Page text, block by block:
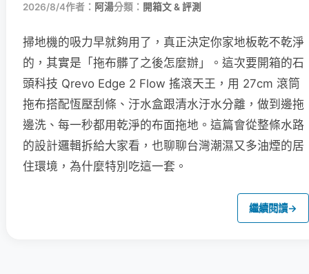
2026/8/4作者： 阿湯分類： 開箱文 & 評測
掃地機的吸力早就夠用了，真正決定你家地板乾不乾淨
的，其實是「拖布髒了之後怎麼辦」。這次要開箱的石
頭科技 Qrevo Edge 2 Flow 搖滾天王，用 27cm 滾筒
拖布搭配恆壓刮條、汙水盒跟清水汙水分離，做到邊拖
邊洗、每一秒都用乾淨的布面拖地。這篇會從整條水路
的設計邏輯拆給大家看，也聊聊台灣潮濕又多油煙的居
住環境，為什麼特別吃這一套。
繼續閱讀→